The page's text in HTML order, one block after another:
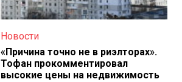
Новости
«Причина точно не в риэлторах».
Тофан прокомментировал
высокие цены на недвижимость